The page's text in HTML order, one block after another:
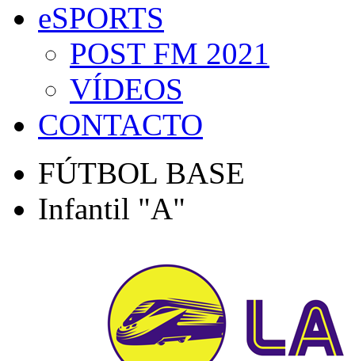
eSPORTS
POST FM 2021
VÍDEOS
CONTACTO
FÚTBOL BASE
Infantil "A"